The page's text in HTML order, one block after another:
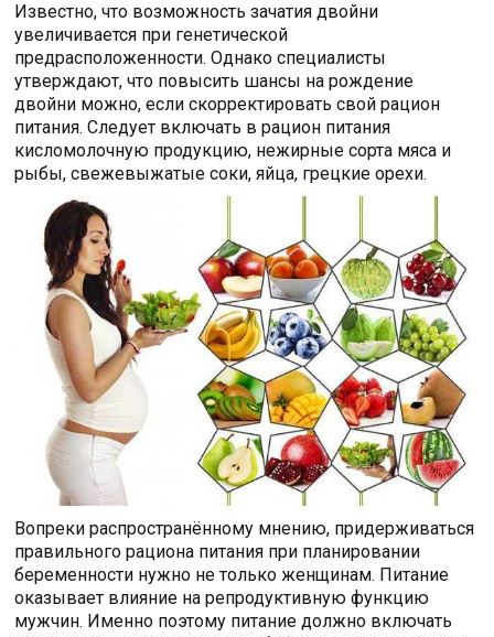
Известно, что возможность зачатия двойни
увеличивается при генетической
предрасположенности. Однако специалисты
утверждают, что повысить шансы на рождение
двойни можно, если скорректировать свой рацион
питания. Следует включать в рацион питания
кисломолочную продукцию, нежирные сорта мяса и
рыбы, свежевыжатые соки, яйца, грецкие орехи.
Вопреки распространённому мнению, придерживаться
правильного рациона питания при планировании
беременности нужно не только женщинам. Питание
оказывает влияние на репродуктивную функцию
мужчин. Именно поэтому питание должно включать